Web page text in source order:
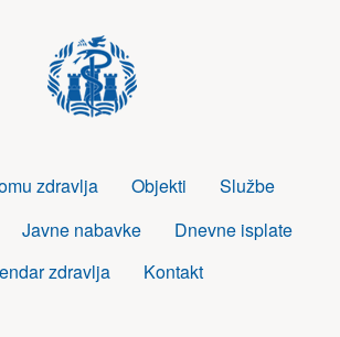
zdravlja Objekti
Službe
Javne nabavke
Dnevne isplate
zdravlja
Kontakt